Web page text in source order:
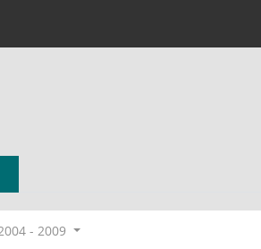
- 2009